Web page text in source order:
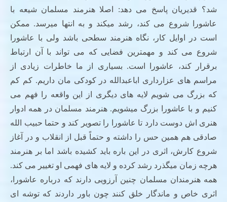
شد؟ قدیریان پاسخ می دهد: اصلا هنرمند مسلمان شیعه با
عاشورا شروع می کند، رشد می­کند و به انتها میرسد. ممکن
است در اوایل کار، نگاه هنرمند سطحی باشد ولی با عاشورا
شروع می کند و مهمترین فضایی که می تواند با آن ارتباط
برقرار کند، عاشورا است. بسیاری از ما خاطرات زیادی از
مراسم های عزارداری اباعبدالله در کودکی مان داریم. کم کم
که بزرگ می شویم لایه های دیگری از این واقعه را فهم می
کنیم و با عاشورا بزرگ میشویم. هنرمند مسلمان در همه ادوار
هنری اش دوست دارد تا عاشورا را تصویر کند و حتما حبیب الله
صادقی هم همین حس را داشته و حتماً قبل از انقلاب و در آغاز
شروع کارش، اثری در این باره باید کشیده باشد اما بر هنرمند
هرچه زمان می­گذرد رشد کرده و لایه های فهمی او تغییر می کند.
همه هنرمندان مسلمان چنین آرزویی دارند که درباره عاشورا،
اثری خاص و ماندگار خلق کنند چون باور داردند که توشه ای